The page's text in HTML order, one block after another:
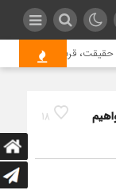
قربانی بازدید
18